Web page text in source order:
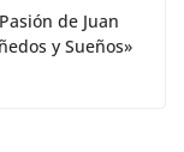
de Juan
y Sueños»